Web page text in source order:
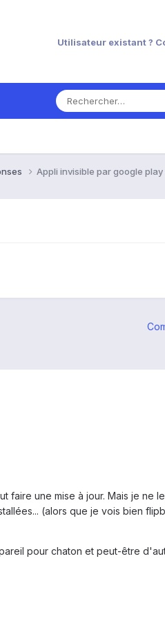
Utilisateur existant ?
Appli invisible par google play
une mise à jour. Mais je ne
(alors que je vois bien
pour chaton et peut-être